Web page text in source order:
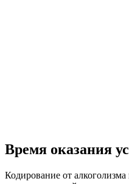
Время оказания
Кодирование от